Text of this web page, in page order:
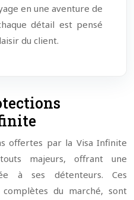
en une aventure de
détail est pensé
du client.
offertes par la Visa Infinite
majeurs, offrant une
à ses détenteurs. Ces
du marché, sont